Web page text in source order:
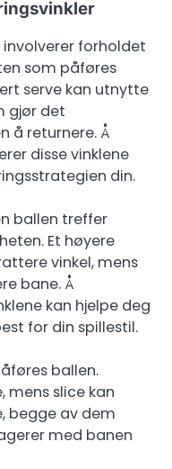
involverer forholdet
som påføres
serve kan utnytte
gjør det
å returnere. Å
disse vinklene
din.
ballen treffer
Et høyere
vinkel, mens
bane. Å
kan hjelpe deg
for din spillestil.
ballen.
mens slice kan
begge av dem
med banen